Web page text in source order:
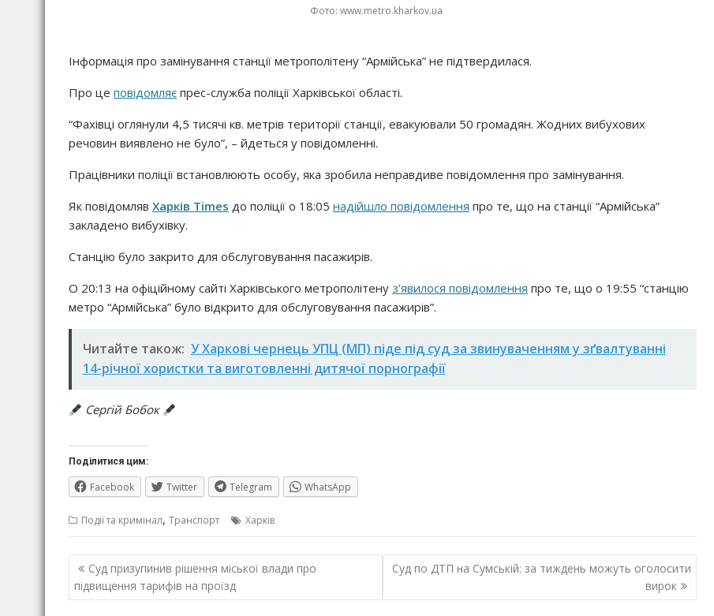
Фото: www.metro.kharkov.ua
Інформація про замінування станції метрополітену “Армійська” не підтвердилася.
Про це повідомляє прес-служба поліції Харківської області.
“Фахівці оглянули 4,5 тисячі кв. метрів території станції, евакуювали 50 громадян. Жодних вибухових
речовин виявлено не було”, – йдеться у повідомленні.
Працівники поліції встановлюють особу, яка зробила неправдиве повідомлення про замінування.
Як повідомляв Харків Times до поліції о 18:05 надійшло повідомлення про те, що на станції “Армійська”
закладено вибухівку.
Станцію було закрито для обслуговування пасажирів.
О 20:13 на офіційному сайті Харківського метрополітену з’явилося повідомлення про те, що о 19:55 “станцію
метро “Армійська” було відкрито для обслуговування пасажирів”.
Читайте також: У Харкові чернець УПЦ (МП) піде під суд за звинуваченням у зґвалтуванні
14-річної хористки та виготовленні дитячої порнографії
Сергій Бобок
Поділитися цим:
Facebook Twitter Telegram WhatsApp
Події та кримінал, Транспорт Харків
Навігація
записів
Суд призупинив рішення міської влади про
підвищення тарифів на проїзд
Суд по ДТП на Сумській: за тиждень можуть оголосити
вирок